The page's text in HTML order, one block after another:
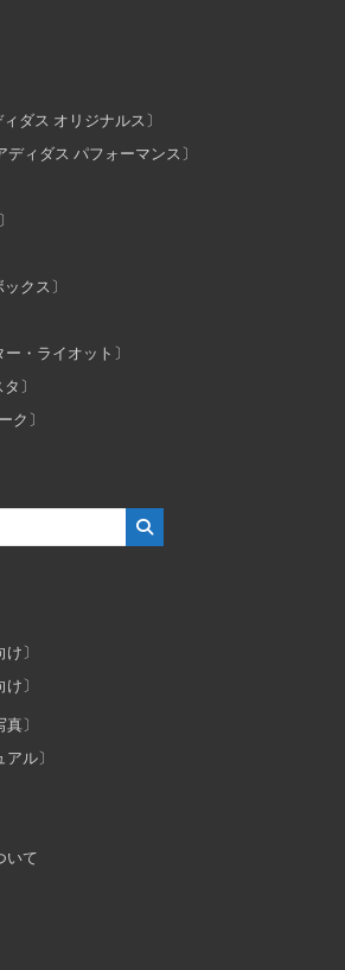
ダス オリジナルス〕
ディダス パフォーマンス〕
クス〕
・ライオット〕
〕
ク〕
〕
〕
〕
ル〕
いて